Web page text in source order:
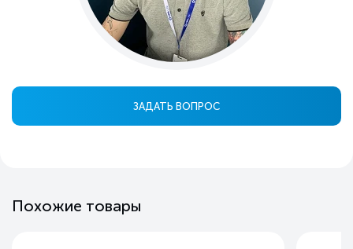
ЗАДАТЬ ВОПРОС
Похожие товары